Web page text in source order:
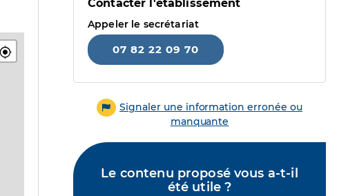
Contacter l'établissement
Appeler le secrétariat
07 82 22 09 70
Signaler une information erronée ou
manquante
Le contenu proposé vous a-t-il
été utile ?